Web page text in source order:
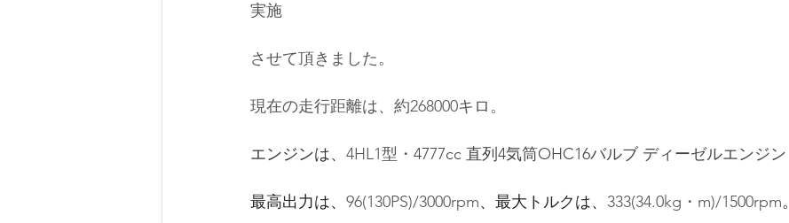
実施
させて頂きました。
現在の走行距離は、約268000キロ。
エンジンは、 4HL1型・ 4777cc 直列4気筒OHC16バルブ ディーゼルエンジン
最高出力は、 96(130PS)/3000rpm、最大トルクは、 333(34.0kg・m)/1500rpm。